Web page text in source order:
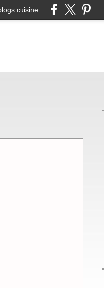
cuisine